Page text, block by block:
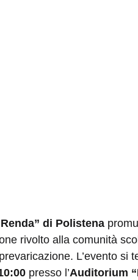
Renda” di Polistena
rivolto alla comunità
L’evento si
presso l’Auditorium